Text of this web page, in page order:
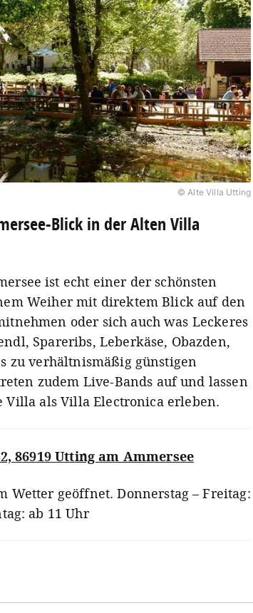
© Alte Villa Utting
Blick in der Alten Villa
ist echt einer der schönsten
Weiher mit direktem Blick auf den
oder sich auch was Leckeres
Spareribs, Leberkäse, Obazden,
zu verhältnismäßig günstigen
zudem Live-Bands auf und lassen
Villa als Villa Electronica erleben.
86919 Utting am Ammersee
Wetter geöffnet. Donnerstag – Freitag:
ab 11 Uhr